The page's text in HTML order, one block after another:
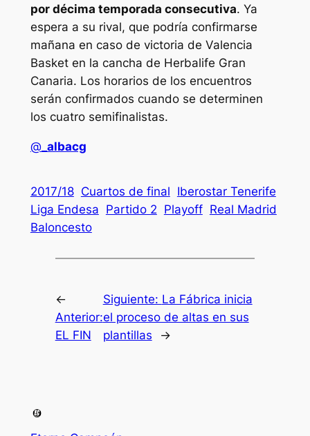
por décima temporada consecutiva. Ya
espera a su rival, que podría confirmarse
mañana en caso de victoria de Valencia
Basket en la cancha de Herbalife Gran
Canaria. Los horarios de los encuentros
serán confirmados cuando se determinen
los cuatro semifinalistas.
@ _albacg
2017/18 Cuartos de final Iberostar Tenerife
Liga Endesa Partido 2 Playoff Real Madrid
Baloncesto
←
Anterior:
EL FIN
Siguiente: La Fábrica inicia
el proceso de altas en sus
plantillas
→